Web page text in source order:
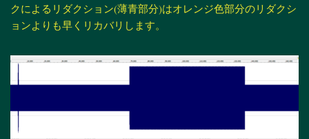
クによるリダクション(薄青部分)はオレンジ色部分のリダクシ
ョンよりも早くリカバリします。